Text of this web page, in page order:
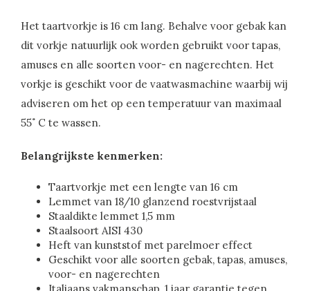
Het taartvorkje is 16 cm lang. Behalve voor gebak kan
dit vorkje natuurlijk ook worden gebruikt voor tapas,
amuses en alle soorten voor- en nagerechten. Het
vorkje is geschikt voor de vaatwasmachine waarbij wij
adviseren om het op een temperatuur van maximaal
55˚ C te wassen.
Belangrijkste kenmerken:
Taartvorkje met een lengte van 16 cm
Lemmet van 18/10 glanzend roestvrijstaal
Staaldikte lemmet 1,5 mm
Staalsoort AISI 430
Heft van kunststof met parelmoer effect
Geschikt voor alle soorten gebak, tapas, amuses,
voor- en nagerechten